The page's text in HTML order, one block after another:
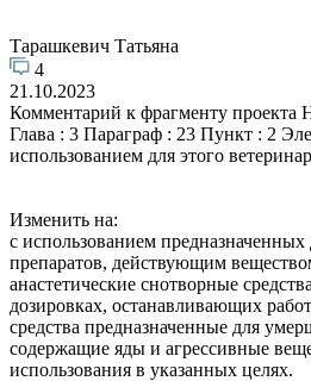
Тарашкевич Татьяна
4
21.10.2023
Комментарий к фрагменту
Глава : 3 Параграф : 23 Пункт : 2
использованием для этого
Изменить на:
с использованием
препаратов, действующим
анастетические снотворные
дозировках, останавливающих
средства предназначенные для
содержащие яды и агрессивные
использования в указанных целях.